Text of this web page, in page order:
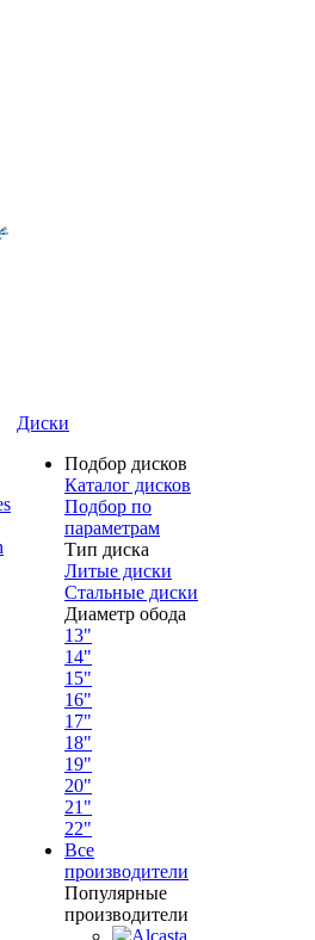
Диски
Подбор дисков
Каталог дисков
Подбор по
параметрам
Тип диска
Литые диски
Стальные диски
Диаметр обода
13"
14"
15"
16"
17"
18"
19"
20"
21"
22"
Все
производители
Популярные
производители